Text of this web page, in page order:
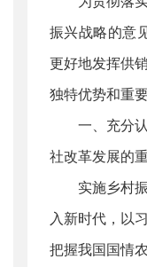
振兴战略的意
更好地发挥供
独特优势和重
一、充分
社改革发展的
实施乡村
入新时代，以
把握我国国情